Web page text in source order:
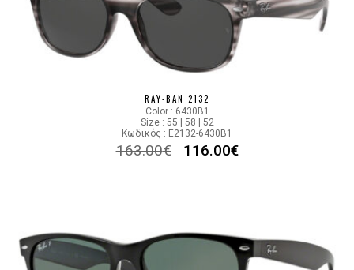
RAY-BAN 2132
Color : 6430B1
Size : 55 | 58 | 52
Κωδικός : E2132-6430B1
163.00€ 116.00€